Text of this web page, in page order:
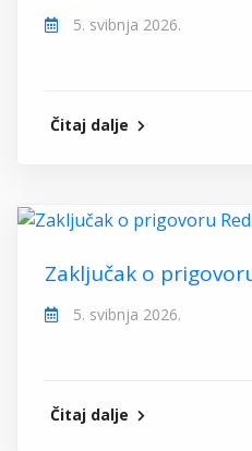
5. svibnja 2026.
Čitaj dalje
Zaključak o
5. svibnja 2026.
Čitaj dalje